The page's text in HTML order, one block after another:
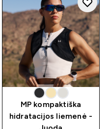
MP kompaktiška
hidratacijos liemenė -